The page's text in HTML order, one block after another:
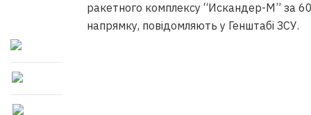
ракетного комплексу “Искандер-М” за
напрямку, повідомляють у Генштабі ЗСУ.